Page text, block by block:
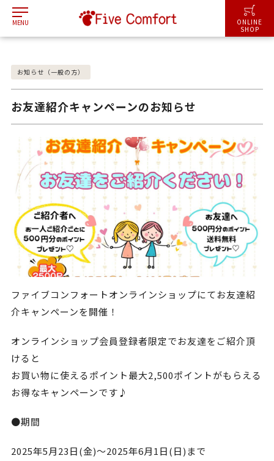
MENU
ONLINE
SHOP
お知らせ（一般の方）
お友達紹介キャンペーンのお知らせ
ファイブコンフォートオンラインショップにてお友達紹
介キャンペーンを開催！
オンラインショップ会員登録者限定でお友達をご紹介頂
けると
お買い物に使えるポイント最大2,500ポイントがもらえる
お得なキャンペーンです♪
●期間
2025年5月23日(金)～2025年6月1日(日)まで